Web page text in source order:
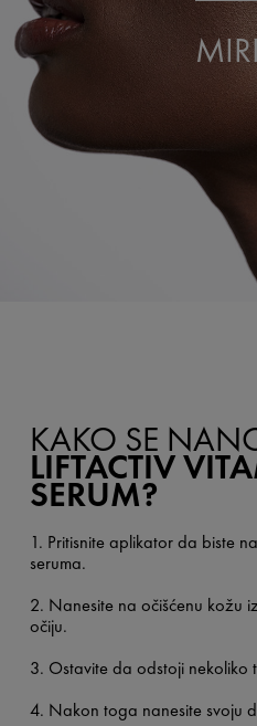
KAKO SE
LIFTACTIV
SERUM?
1. Pritisnite aplikator da biste
seruma.
2. Nanesite na očišćenu kožu
očiju.
3. Ostavite da odstoji nekoliko
4. Nakon toga nanesite svoju